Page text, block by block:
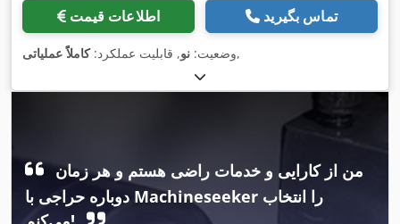
اطلاعات قیمت تماس بگیرید
وضعیت: نو, قابلیت عملکرد:کاملاً عملیاتی ,
من از کارایی و خدمات راضی هستم و هر زمان
دوباره حراجی با Machineseeker را انتخاب